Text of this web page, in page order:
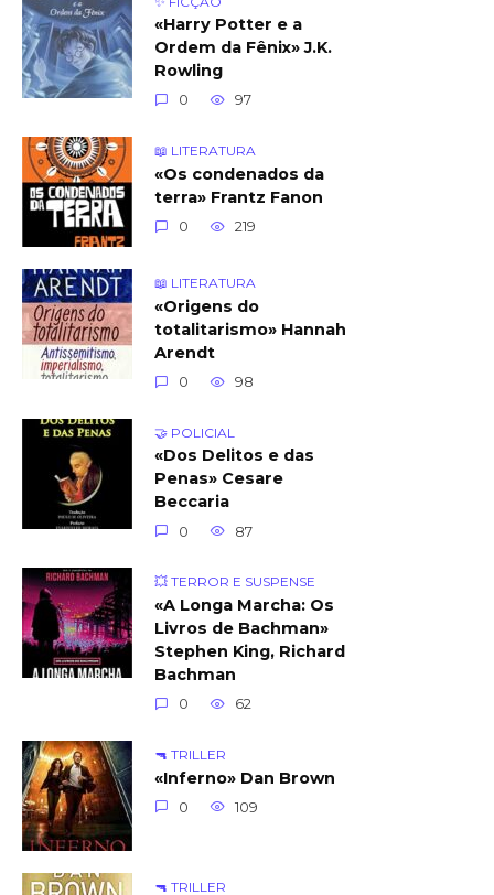
«Harry Potter e a
Ordem da Fênix» J.K.
Rowling
0 97
📖 LITERATURA
«Os condenados da
terra» Frantz Fanon
0 219
📖 LITERATURA
«Origens do
totalitarismo» Hannah
Arendt
0 98
🤝 POLICIAL
«Dos Delitos e das
Penas» Cesare
Beccaria
0 87
💥 TERROR E SUSPENSE
«A Longa Marcha: Os
Livros de Bachman»
Stephen King, Richard
Bachman
0 62
🔫 TRILLER
«Inferno» Dan Brown
0 109
🔫 TRILLER